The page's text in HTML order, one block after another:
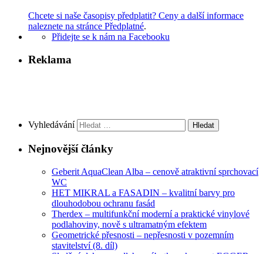
Chcete si naše časopisy předplatit? Ceny a další informace
naleznete na stránce Předplatné.
Přidejte se k nám na Facebooku
Reklama
Vyhledávání
Nejnovější články
Geberit AquaClean Alba – cenově atraktivní sprchovací
WC
HET MIKRAL a FASADIN – kvalitní barvy pro
dlouhodobou ochranu fasád
Therdex – multifunkční moderní a praktické vinylové
podlahoviny, nově s ultramatným efektem
Geometrické přesnosti – nepřesnosti v pozemním
stavitelství (8. díl)